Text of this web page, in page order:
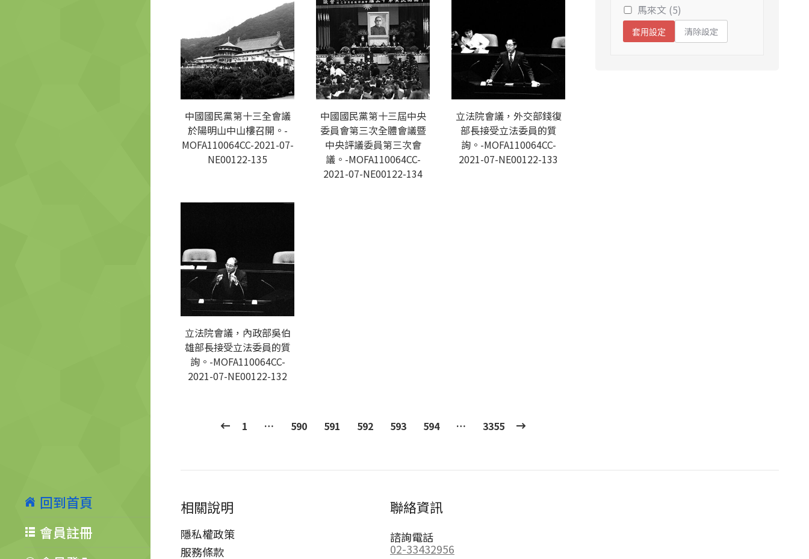
回到首頁
會員註冊
中國國民黨第十三全會議
於陽明山中山樓召開。-
MOFA110064CC-2021-07-
NE00122-135
中國國民黨第十三屆中央
委員會第三次全體會議暨
中央評議委員第三次會
議。-MOFA110064CC-
2021-07-NE00122-134
立法院會議，外交部錢復
部長接受立法委員的質
詢。-MOFA110064CC-
2021-07-NE00122-133
立法院會議，內政部吳伯
雄部長接受立法委員的質
詢。-MOFA110064CC-
2021-07-NE00122-132
1 … 590 591 592 593 594 … 3355
馬來文 (5)
套用設定 清除設定
相關說明
隱私權政策
服務條款
聯絡資訊
諮詢電話
02-33432956